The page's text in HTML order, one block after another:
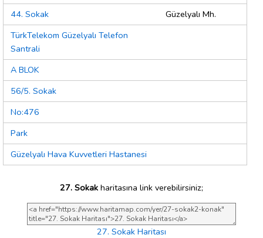
44. Sokak
Güzelyalı Mh.
TürkTelekom Güzelyalı Telefon
Santrali
A BLOK
56/5. Sokak
No:476
Park
Güzelyalı Hava Kuvvetleri Hastanesi
27. Sokak haritasına link verebilirsiniz;
27. Sokak Haritası